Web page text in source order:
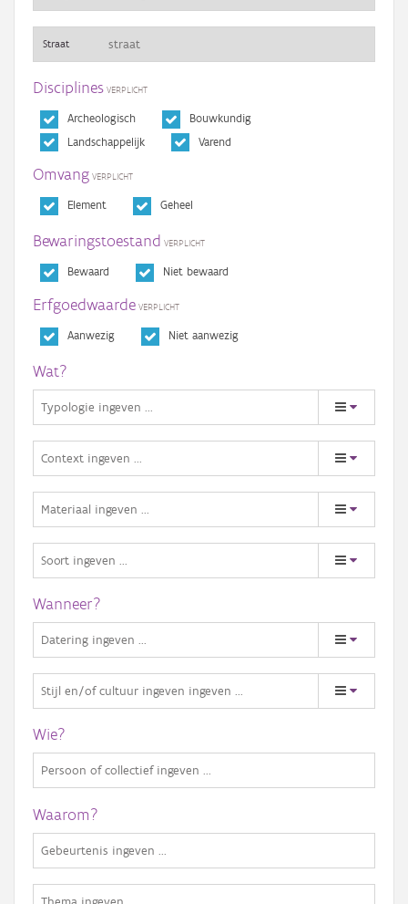
Straat
Disciplines
Archeologisch
Bouwkundig
Landschappelijk
Varend
Omvang
Element Geheel
Bewaringstoestand
Bewaard Niet bewaard
Erfgoedwaarde
Aanwezig Niet aanwezig
Wat?
Wanneer?
Wie?
Waarom?